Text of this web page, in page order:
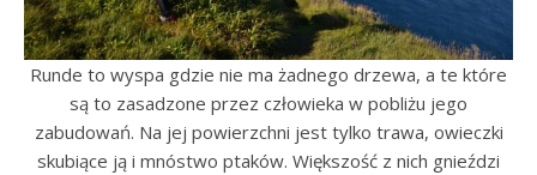
Runde to wyspa gdzie nie ma żadnego drzewa, a te które
są to zasadzone przez człowieka w pobliżu jego
zabudowań. Na jej powierzchni jest tylko trawa, owieczki
skubiące ją i mnóstwo ptaków. Większość z nich gnieździ